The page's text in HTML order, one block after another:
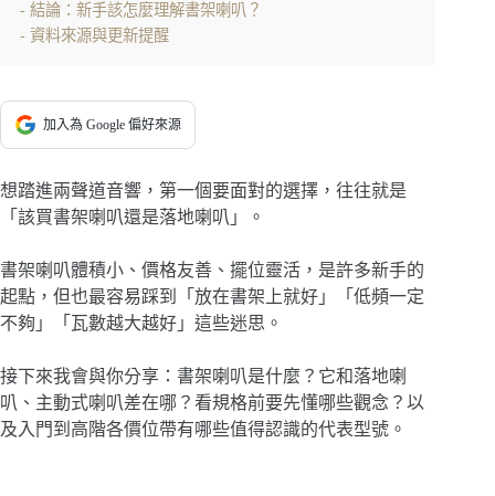
結論：新手該怎麼理解書架喇叭？
資料來源與更新提醒
加入為 Google 偏好來源
想踏進兩聲道音響，第一個要面對的選擇，往往就是
「該買書架喇叭還是落地喇叭」。
書架喇叭體積小、價格友善、擺位靈活，是許多新手的
起點，但也最容易踩到「放在書架上就好」「低頻一定
不夠」「瓦數越大越好」這些迷思。
接下來我會與你分享：書架喇叭是什麼？它和落地喇
叭、主動式喇叭差在哪？看規格前要先懂哪些觀念？以
及入門到高階各價位帶有哪些值得認識的代表型號。